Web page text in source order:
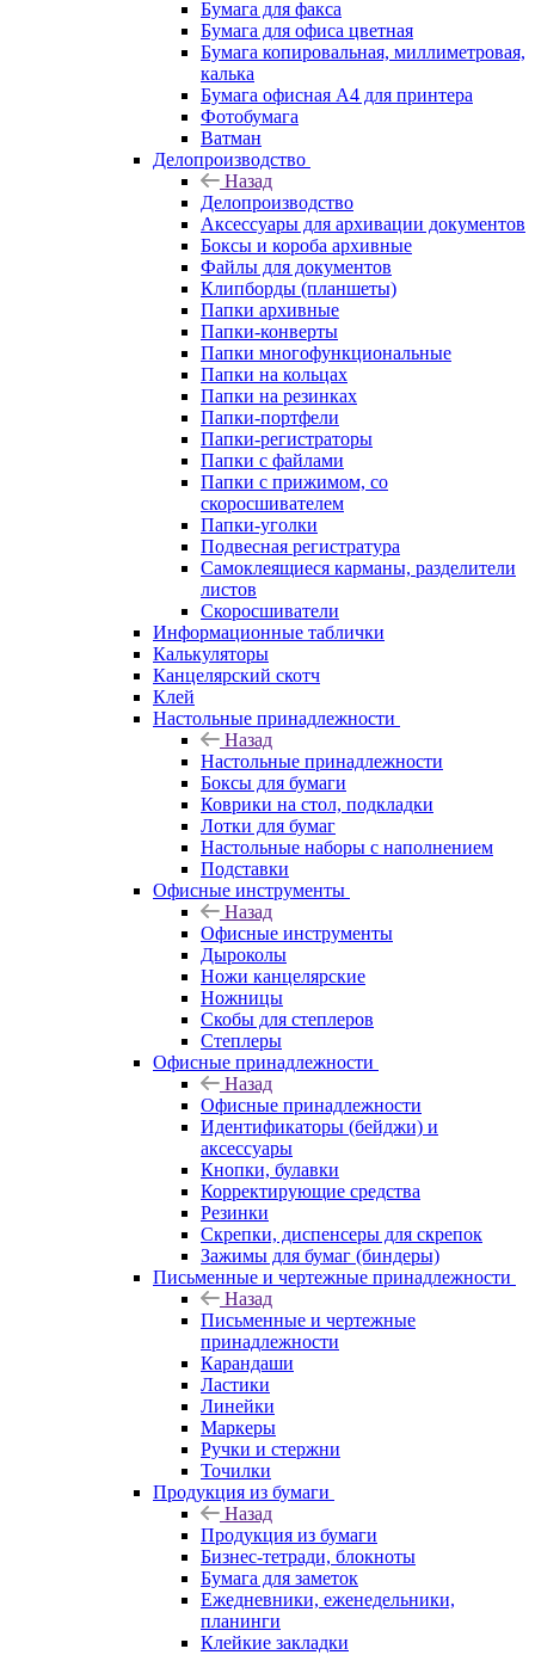
Бумага для факса
Бумага для офиса цветная
Бумага копировальная, миллиметровая,
калька
Бумага офисная А4 для принтера
Фотобумага
Ватман
Делопроизводство
Назад
Делопроизводство
Аксессуары для архивации документов
Боксы и короба архивные
Файлы для документов
Клипборды (планшеты)
Папки архивные
Папки-конверты
Папки многофункциональные
Папки на кольцах
Папки на резинках
Папки-портфели
Папки-регистраторы
Папки с файлами
Папки с прижимом, со
скоросшивателем
Папки-уголки
Подвесная регистратура
Самоклеящиеся карманы, разделители
листов
Скоросшиватели
Информационные таблички
Калькуляторы
Канцелярский скотч
Клей
Настольные принадлежности
Назад
Настольные принадлежности
Боксы для бумаги
Коврики на стол, подкладки
Лотки для бумаг
Настольные наборы с наполнением
Подставки
Офисные инструменты
Назад
Офисные инструменты
Дыроколы
Ножи канцелярские
Ножницы
Скобы для степлеров
Степлеры
Офисные принадлежности
Назад
Офисные принадлежности
Идентификаторы (бейджи) и
аксессуары
Кнопки, булавки
Корректирующие средства
Резинки
Скрепки, диспенсеры для скрепок
Зажимы для бумаг (биндеры)
Письменные и чертежные принадлежности
Назад
Письменные и чертежные
принадлежности
Карандаши
Ластики
Линейки
Маркеры
Ручки и стержни
Точилки
Продукция из бумаги
Назад
Продукция из бумаги
Бизнес-тетради, блокноты
Бумага для заметок
Ежедневники, еженедельники,
планинги
Клейкие закладки